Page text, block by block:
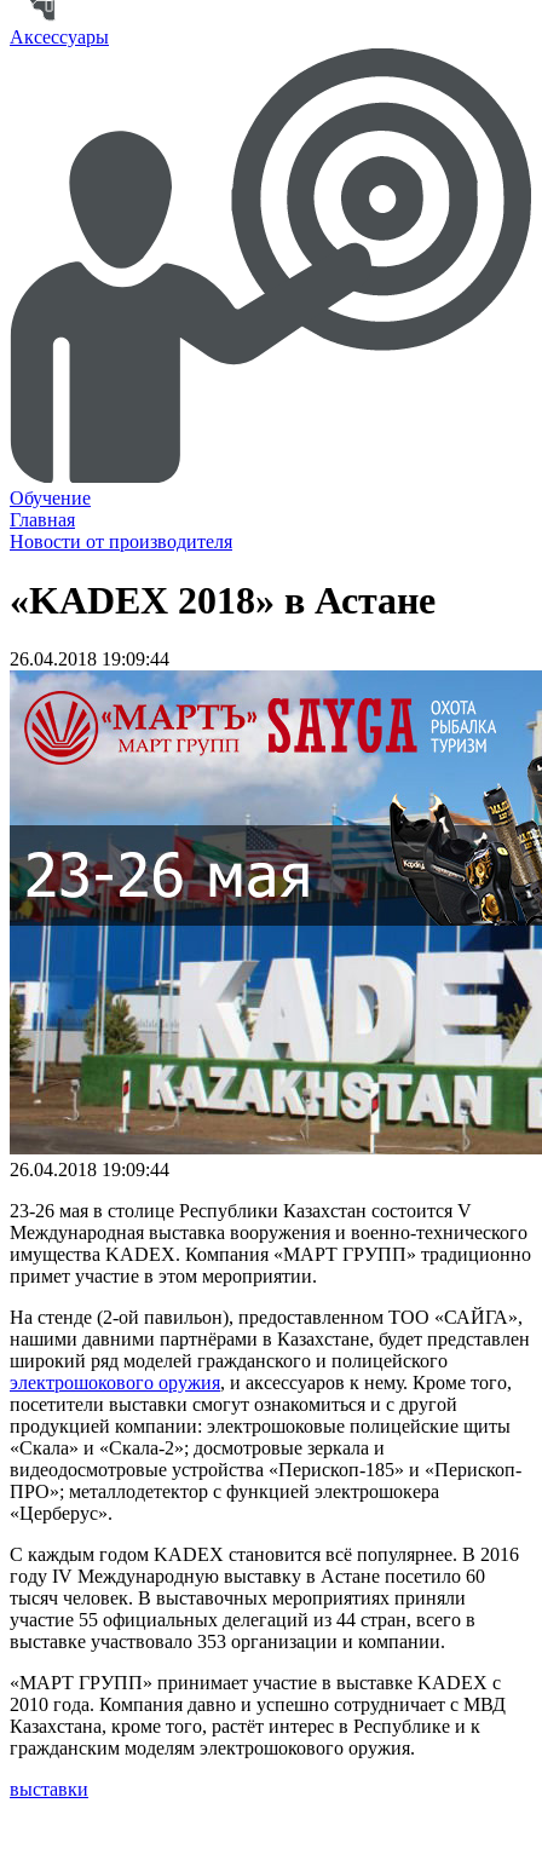
Аксессуары
Обучение
Главная
Новости от производителя
«KADEX 2018» в Астане
26.04.2018 19:09:44
26.04.2018 19:09:44
23-26 мая в столице Республики Казахстан состоится V
Международная выставка вооружения и военно-технического
имущества KADEX. Компания «МАРТ ГРУПП» традиционно
примет участие в этом мероприятии.
На стенде (2-ой павильон), предоставленном ТОО «САЙГА»,
нашими давними партнёрами в Казахстане, будет представлен
широкий ряд моделей гражданского и полицейского
электрошокового оружия, и аксессуаров к нему. Кроме того,
посетители выставки смогут ознакомиться и с другой
продукцией компании: электрошоковые полицейские щиты
«Скала» и «Скала-2»; досмотровые зеркала и
видеодосмотровые устройства «Перископ-185» и «Перископ-
ПРО»; металлодетектор с функцией электрошокера
«Церберус».
С каждым годом KADEX становится всё популярнее. В 2016
году IV Международную выставку в Астане посетило 60
тысяч человек. В выставочных мероприятиях приняли
участие 55 официальных делегаций из 44 стран, всего в
выставке участвовало 353 организации и компании.
«МАРТ ГРУПП» принимает участие в выставке KADEX с
2010 года. Компания давно и успешно сотрудничает с МВД
Казахстана, кроме того, растёт интерес в Республике и к
гражданским моделям электрошокового оружия.
выставки